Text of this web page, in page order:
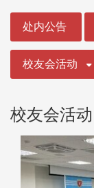
处内公告
校友会活动
校友会活动